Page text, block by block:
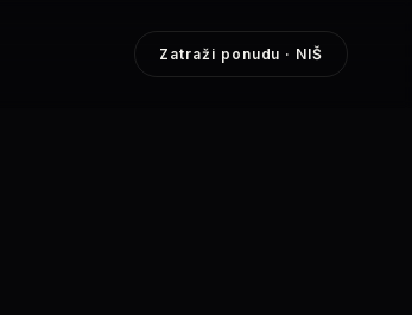
Zatraži ponudu · NIŠ